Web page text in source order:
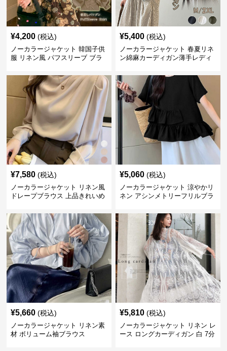
¥4,200 (税込)
ノーカラージャケット 韓国子供
服 リネン風 パフスリーブ ブラ
¥5,400 (税込)
ノーカラージャケット 春夏リネ
ン綿麻カーディガン薄手レディ
¥7,580 (税込)
ノーカラージャケット リネン風
ドレープブラウス 上品きれいめ
¥5,060 (税込)
ノーカラージャケット 涼やかリ
ネン アシンメトリーフリルブラ
¥5,660 (税込)
ノーカラージャケット リネン素
材 ボリューム袖ブラウス
¥5,810 (税込)
ノーカラージャケット リネン レ
ース ロングカーディガン 白 7分